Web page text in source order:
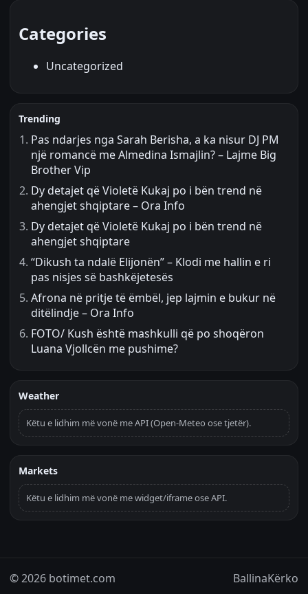
Categories
Uncategorized
Trending
Pas ndarjes nga Sarah Berisha, a ka nisur DJ PM
një romancë me Almedina Ismajlin? – Lajme Big
Brother Vip
Dy detajet që Violetë Kukaj po i bën trend në
ahengjet shqiptare – Ora Info
Dy detajet që Violetë Kukaj po i bën trend në
ahengjet shqiptare
“Dikush ta ndalë Elijonën” – Klodi me hallin e ri
pas nisjes së bashkëjetesës
Afrona në pritje të ëmbël, jep lajmin e bukur në
ditëlindje – Ora Info
FOTO/ Kush është mashkulli që po shoqëron
Luana Vjollcën me pushime?
Weather
Këtu e lidhim më vonë me API (Open-Meteo ose tjetër).
Markets
Këtu e lidhim më vonë me widget/iframe ose API.
© 2026 botimet.com BallinaKërko